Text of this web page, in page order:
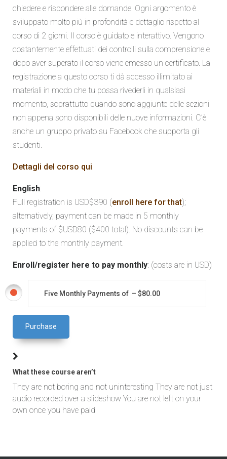
chiedere e rispondere alle domande. Ogni argomento è
sviluppato molto più in profondità e dettaglio rispetto al
corso di 2 giorni. Il corso è guidato e interattivo. Vengono
costantemente effettuati dei controlli sulla comprensione e
dopo aver superato il corso viene emesso un certificato. La
registrazione a questo corso ti dà accesso illimitato ai
materiali in modo che tu possa rivederli in qualsiasi
momento, soprattutto quando sono aggiunte delle sezioni
non appena sono disponibili delle nuove informazioni. C’è
anche un gruppo privato su Facebook che supporta gli
studenti.
Dettagli del corso qui.
English:
Full registration is USD$390 (enroll here for that);
alternatively, payment can be made in 5 monthly
payments of $USD80 ($400 total). No discounts can be
applied to the monthly payment.
Enroll/register here to pay monthly: (costs are in USD)
Five Monthly Payments of – $80.00
Purchase
What these course aren’t
They are not boring and not uninteresting They are not just
audio recorded over a slideshow You are not left on your
own once you have paid